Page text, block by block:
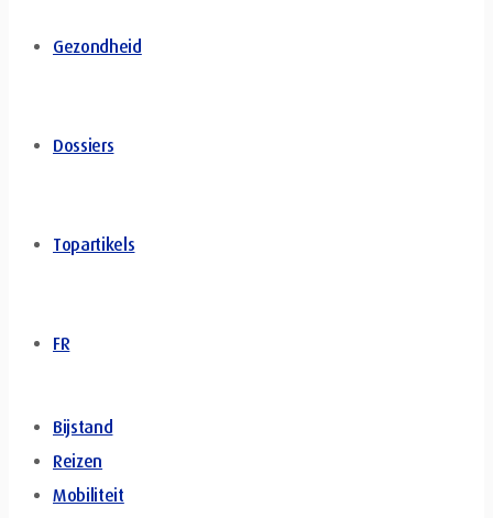
Gezondheid
Dossiers
Topartikels
FR
Bijstand
Reizen
Mobiliteit